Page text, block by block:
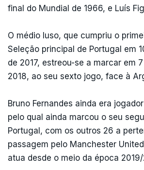
final do Mundial de 1966, e Luís
O médio luso, que cumpriu o
Seleção principal de Portugal em
de 2017, estreou-se a marcar em
2018, ao seu sexto jogo, face à
Bruno Fernandes ainda era
pelo qual ainda marcou o seu
Portugal, com os outros 26 a
passagem pelo Manchester
atua desde o meio da época